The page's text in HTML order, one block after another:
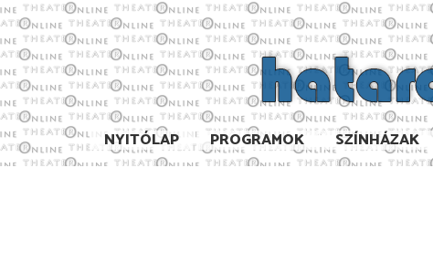
NYITÓLAP PROGRAMOK SZÍNHÁZAK